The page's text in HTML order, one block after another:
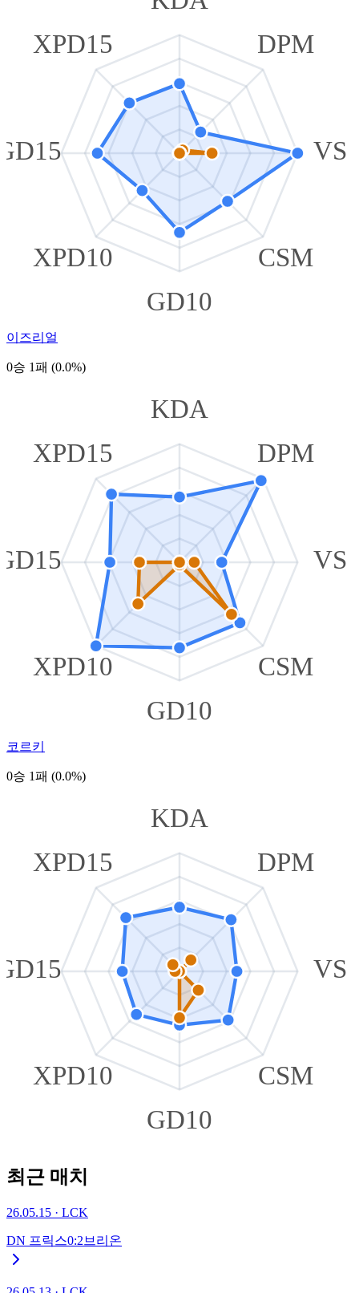
DPM
VS
CSM
GD10
XPD10
XPD15
이즈리얼
0승 1패 (0.0%)
KDA
DPM
VS
CSM
GD10
XPD10
XPD15
코르키
0승 1패 (0.0%)
KDA
DPM
VS
CSM
GD10
XPD10
XPD15
최근 매치
26.05.15 · LCK
DN 프릭스0:2 브리온